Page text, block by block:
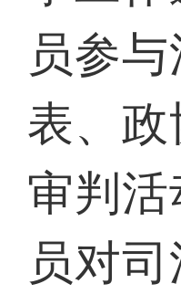
员参
表、
审判
员对